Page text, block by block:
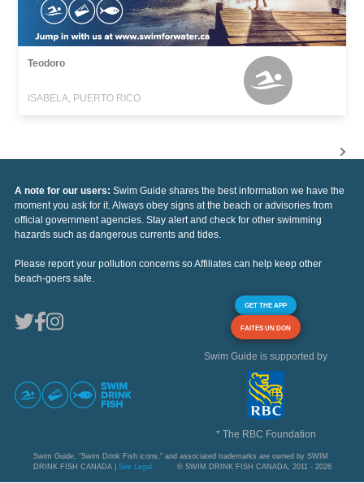
Teodoro
ISABELA, PUERTO RICO
A note for our users: Swim Guide shares the best information we have the
moment you ask for it. Always obey signs at the beach or advisories from
official government agencies. Stay alert and check for other swimming
hazards such as dangerous currents and tides.
Please report your pollution concerns so Affiliates can help keep other
beach-goers safe.
GET THE APP
FAITES UN DON
Swim Guide is supported by
* The RBC Foundation
Swim Guide, "Swim Drink Fish icons," and associated trademarks are owned by SWIM
DRINK FISH CANADA | See Legal © SWIM DRINK FISH CANADA, 2011 - 2026